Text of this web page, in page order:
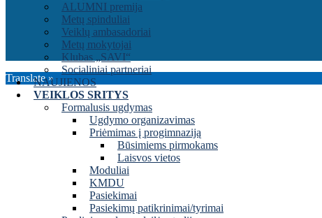
ALUMNI premija
Metų spinduliai
Veiklų ambasadoriai
Metų mokytojai
Klubas „SAVI“
Socialiniai partneriai
NAUJIENOS
VEIKLOS SRITYS
Formalusis ugdymas
Ugdymo organizavimas
Priėmimas į progimnaziją
Būsimiems pirmokams
Laisvos vietos
Moduliai
KMDU
Pasiekimai
Pasiekimų patikrinimai/tyrimai
Translate »